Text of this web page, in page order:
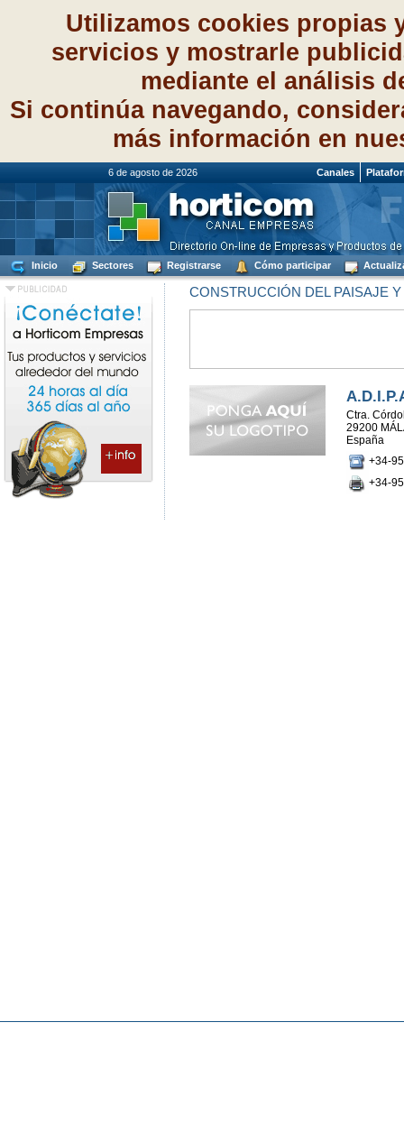
Utilizamos cookies propias
servicios y mostrarle
mediante el análisis
Si continúa navegando,
más información en
6 de agosto de 2026 Canales
Inicio Sectores Registrarse Cómo participar
CONSTRUCCIÓN DEL PAISAJE
Ctra.
29200
España
+34-
+34-